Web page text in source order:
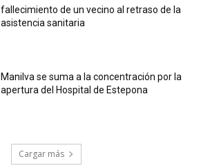
fallecimiento de un vecino al retraso de la
asistencia sanitaria
Manilva se suma a la concentración por la
apertura del Hospital de Estepona
Cargar más